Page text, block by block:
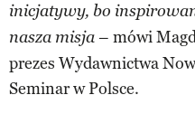
inicjatywy, bo
nasza misja– mówi
prezes Wydawnictwa
Seminar w Polsce.